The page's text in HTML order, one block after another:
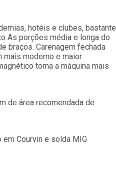
hotéis e clubes, bastante
As porções média e longa do
braços. Carenagem fechada
mais moderno e maior
torna a máquina mais
de área recomendada de
Courvin e solda MIG